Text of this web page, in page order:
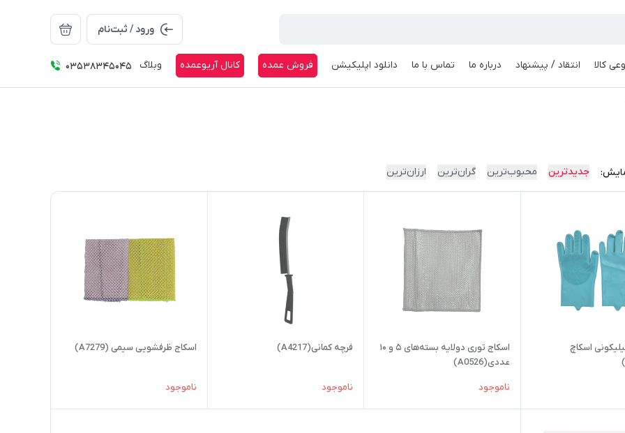
ورود / ثبت‌نام
کالا انتقاد / پیشنهاد درباره ما تماس با ما دانلود اپلیکیشن فروش عمده کانال آریوعمده وبلاگ 03538345045
جدیدترین محبوب‌ترین گران‌ترین ارزان‌ترین
اسکاچ
اسکاج توری دولایه بسته‌های ۵ و ۱۰
عددی(A0526)
ناموجود
فرچه کمانی(A4217)
ناموجود
اسکاج ظرفشویی سیمی (A7279)
ناموجود